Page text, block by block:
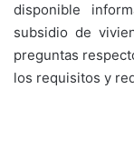
disponible
subsidio de
preguntas
los requisitos y